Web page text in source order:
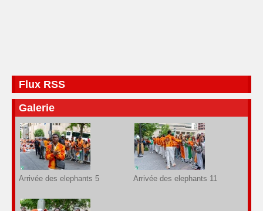
Flux RSS
Galerie
Arrivée des elephants 5 Arrivée des elephants 11